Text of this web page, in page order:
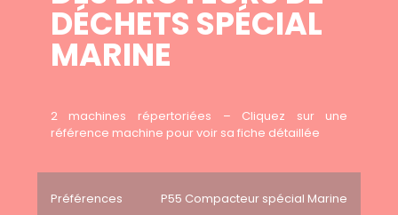
DÉCHETS SPÉCIAL
MARINE
2 machines répertoriées – Cliquez sur une
référence machine pour voir sa fiche détaillée
Préférences P55 Compacteur spécial Marine